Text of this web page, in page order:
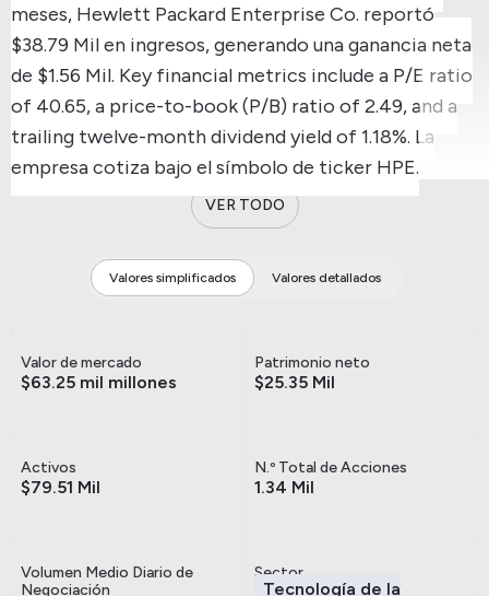
meses, Hewlett Packard Enterprise Co. reportó
$38.79 Mil en ingresos, generando una ganancia neta
de $1.56 Mil. Key financial metrics include a P/E ratio
of 40.65, a price-to-book (P/B) ratio of 2.49, and a
trailing twelve-month dividend yield of 1.18%. La
empresa cotiza bajo el símbolo de ticker HPE.
VER TODO
Valores simplificados Valores detallados
Valor de mercado
$63.25 mil millones
Patrimonio neto
$25.35 Mil
Activos
$79.51 Mil
N.º Total de Acciones
1.34 Mil
Volumen Medio Diario de
Negociación
Sector
Tecnología de la